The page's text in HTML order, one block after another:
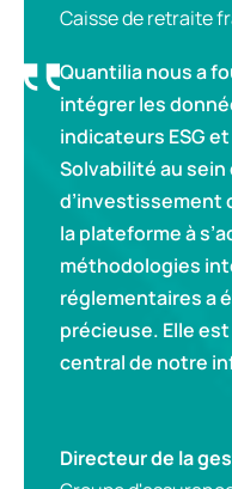
Caisse de retraite
Quantilia nous a
intégrer les
indicateurs ESG
Solvabilité au
d’investissement
la plateforme à
méthodologies
réglementaires a
précieuse. Elle
central de notre
Directeur de la